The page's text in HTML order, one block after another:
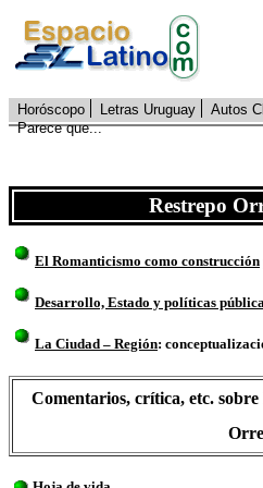
Horóscopo Letras Uruguay Autos
Parece que...
Restrepo
El Romanticismo como construcción
Desarrollo, Estado y políticas
La Ciudad – Región:
Comentarios, crítica, etc.